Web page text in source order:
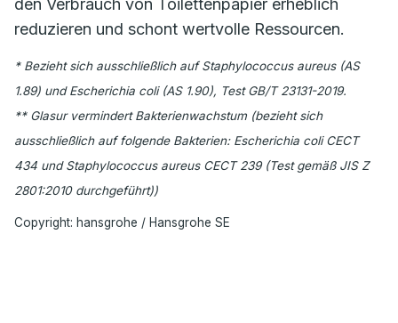
den Verbrauch von Toilettenpapier erheblich
reduzieren und schont wertvolle Ressourcen.
* Bezieht sich ausschließlich auf Staphylococcus aureus (AS
1.89) und Escherichia coli (AS 1.90), Test GB/T 23131-2019.
** Glasur vermindert Bakterienwachstum (bezieht sich
ausschließlich auf folgende Bakterien: Escherichia coli CECT
434 und Staphylococcus aureus CECT 239 (Test gemäß JIS Z
2801:2010 durchgeführt))
Copyright: hansgrohe / Hansgrohe SE